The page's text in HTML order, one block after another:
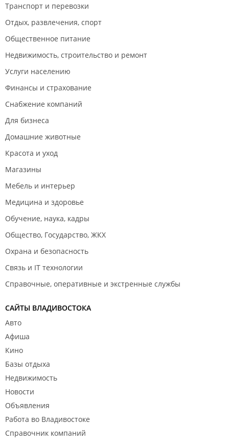
Транспорт и перевозки
Отдых, развлечения, спорт
Общественное питание
Недвижимость, строительство и ремонт
Услуги населению
Финансы и страхование
Снабжение компаний
Для бизнеса
Домашние животные
Красота и уход
Магазины
Мебель и интерьер
Медицина и здоровье
Обучение, наука, кадры
Общество, Государство, ЖКХ
Охрана и безопасность
Связь и IT технологии
Справочные, оперативные и экстренные службы
САЙТЫ ВЛАДИВОСТОКА
Авто
Афиша
Кино
Базы отдыха
Недвижимость
Новости
Объявления
Работа во Владивостоке
Справочник компаний